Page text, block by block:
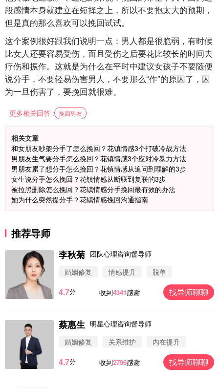
段感情本身就建立在短择之上，所以不要抱太大的预期，
但是真的那么喜欢可以挽回试试。
这个案例很好跟我们说明一点：男人都是很脆弱，有时候
比女人还要容易受伤，而且受伤之后要花比较长的时间去
疗伤和振作。这就是为什么在平时中建议女孩子不要随便
说分手，不要轻易伤害男人，不要那么“作”的原因了，因
为一旦伤害了，要挽回就很难。
更多相关回答 : 挽回男友
相关文章
和女朋友吵架分手了怎么挽回？花镇情感3个打破冷战方法
男朋友生气要分手怎么挽回？花镇情感3个应对冷暴力方法
男朋友累了想分手怎么挽回？花镇情感从追问到理解的3步
女生说分手怎么挽回？花镇情感从断联到复联的3步
被拉黑删除怎么挽回？花镇情感分手挽回最有效的办法
她为什么突然提分手？花镇情感挽回沟通指南
推荐导师
李秋菊 团队心理咨询督导师
婚姻修复
情感提升 脱单
4.7分 收到4341感谢 找导师聊聊
蔡惠生 明星心理咨询督导师
婚姻修复
关系维护 内在提升
4.7分 收到2796感谢 找导师聊聊
微信用户 圆圈 通过此页面咨询，已获得专属情感方
案
微信用户 Vnno 通过此页面咨询，已获得专属情感方